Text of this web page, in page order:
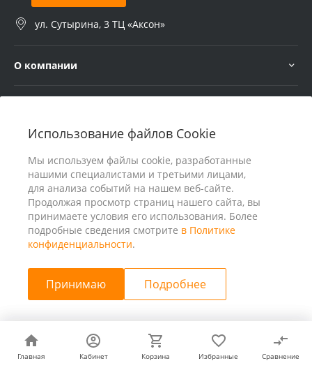
Использование файлов Cookie
Мы используем файлы cookie, разработанные
нашими специалистами и третьими лицами,
для анализа событий на нашем веб-сайте.
Продолжая просмотр страниц нашего сайта, вы
принимаете условия его использования. Более
подробные сведения смотрите в Политике
конфиденциальности.
Принимаю Подробнее
Главная Кабинет Корзина Избранные Сравнение
Главная Кабинет Корзина Избранные Сравнение
ул. Сутырина, 3 ТЦ «Аксон»
О компании
© 2026 ООО «25 Киловатт» ИНН 4401188290, Все права
защищены